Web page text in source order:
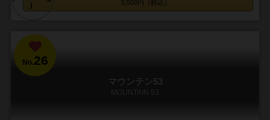
5,500円（税込）
No.26
マウンテン53
MOUNTAIN 53